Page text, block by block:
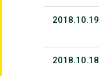
2018.10.19
2018.10.18